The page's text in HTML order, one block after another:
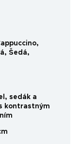
,
, Šedá,
sedák a
kontrastným